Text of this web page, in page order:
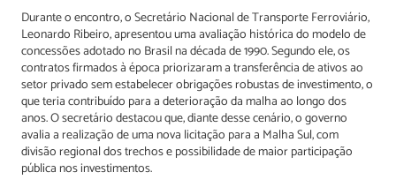
Durante o encontro, o Secretário Nacional de Transporte Ferroviário,
Leonardo Ribeiro, apresentou uma avaliação histórica do modelo de
concessões adotado no Brasil na década de 1990. Segundo ele, os
contratos firmados à época priorizaram a transferência de ativos ao
setor privado sem estabelecer obrigações robustas de investimento, o
que teria contribuído para a deterioração da malha ao longo dos
anos. O secretário destacou que, diante desse cenário, o governo
avalia a realização de uma nova licitação para a Malha Sul, com
divisão regional dos trechos e possibilidade de maior participação
pública nos investimentos.